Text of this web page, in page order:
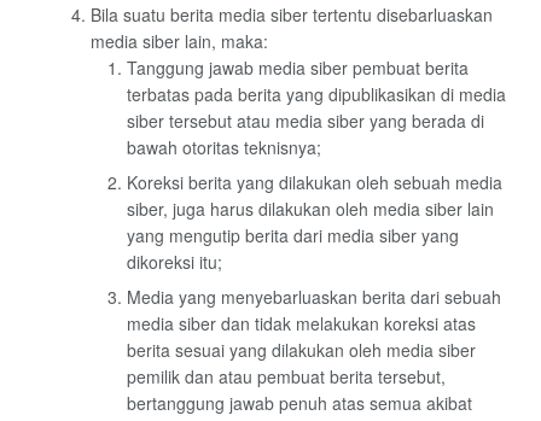
Bila suatu berita media siber tertentu disebarluaskan
media siber lain, maka:
Tanggung jawab media siber pembuat berita
terbatas pada berita yang dipublikasikan di media
siber tersebut atau media siber yang berada di
bawah otoritas teknisnya;
Koreksi berita yang dilakukan oleh sebuah media
siber, juga harus dilakukan oleh media siber lain
yang mengutip berita dari media siber yang
dikoreksi itu;
Media yang menyebarluaskan berita dari sebuah
media siber dan tidak melakukan koreksi atas
berita sesuai yang dilakukan oleh media siber
pemilik dan atau pembuat berita tersebut,
bertanggung jawab penuh atas semua akibat